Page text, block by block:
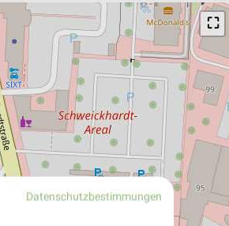
⛶
Datenschutzbestimmungen